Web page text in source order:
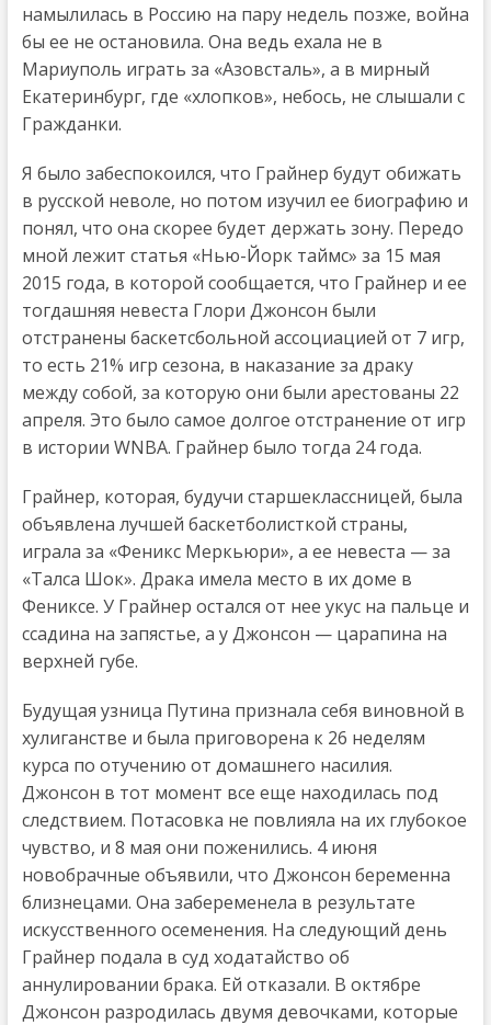
намылилась в Россию на пару недель позже, война
бы ее не остановила. Она ведь ехала не в
Мариуполь играть за «Азовсталь», а в мирный
Екатеринбург, где «хлопков», небось, не слышали с
Гражданки.
Я было забеспокоился, что Грайнер будут обижать
в русской неволе, но потом изучил ее биографию и
понял, что она скорее будет держать зону. Передо
мной лежит статья «Нью-Йорк таймс» за 15 мая
2015 года, в которой сообщается, что Грайнер и ее
тогдашняя невеста Глори Джонсон были
отстранены баскетсбольной ассоциацией от 7 игр,
то есть 21% игр сезона, в наказание за драку
между собой, за которую они были арестованы 22
апреля. Это было самое долгое отстранение от игр
в истории WNBA. Грайнер было тогда 24 года.
Грайнер, которая, будучи старшеклассницей, была
объявлена лучшей баскетболисткой страны,
играла за «Феникс Меркьюри», а ее невеста — за
«Талса Шок». Драка имела место в их доме в
Фениксе. У Грайнер остался от нее укус на пальце и
ссадина на запястье, а у Джонсон — царапина на
верхней губе.
Будущая узница Путина признала себя виновной в
хулиганстве и была приговорена к 26 неделям
курса по отучению от домашнего насилия.
Джонсон в тот момент все еще находилась под
следствием. Потасовка не повлияла на их глубокое
чувство, и 8 мая они поженились. 4 июня
новобрачные объявили, что Джонсон беременна
близнецами. Она забеременела в результате
искусственного осеменения. На следующий день
Грайнер подала в суд ходатайство об
аннулировании брака. Ей отказали. В октябре
Джонсон разродилась двумя девочками, которые